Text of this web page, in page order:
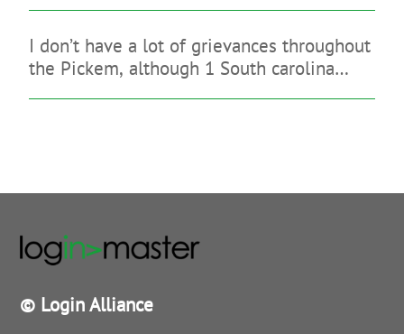
I don’t have a lot of grievances throughout
the Pickem, although 1 South carolina
© Login Alliance